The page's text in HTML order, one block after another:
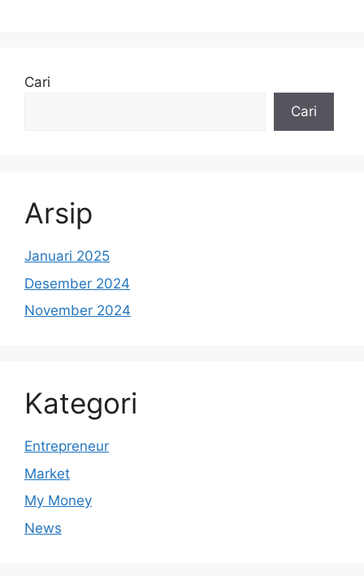
Cari
Cari
Arsip
Januari 2025
Desember 2024
November 2024
Kategori
Entrepreneur
Market
My Money
News